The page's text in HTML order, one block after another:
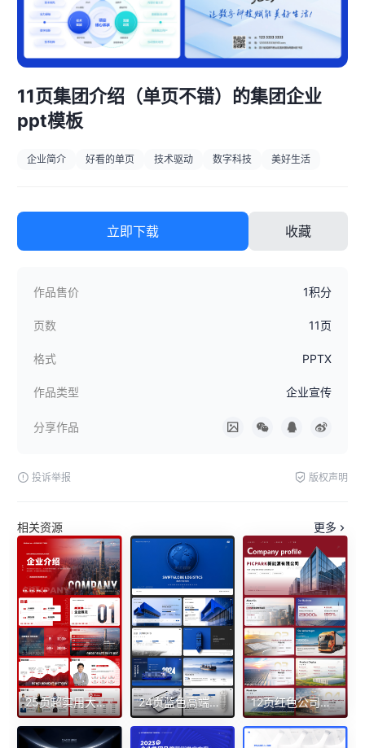
11页集团介绍（单页不错）的集团企业
ppt模板
企业简介 好看的单页 技术驱动 数字科技 美好生活
立即下载 收藏
作品售价 1积分
页数 11页
格式 PPTX
作品类型 企业宣传
分享作品
投诉举报 版权声明
相关资源 更多
25页超实用大气红简约商务企业业务案例介绍PPT模板 24页蓝色高端大气速达环球物流公司业务介绍PPT模板（带动画） 12页红色公司企介绍商务能源 项目简约城市高级科技PPT模板